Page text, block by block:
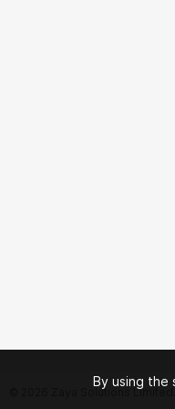
© 2026 Zaya Solutions
By using